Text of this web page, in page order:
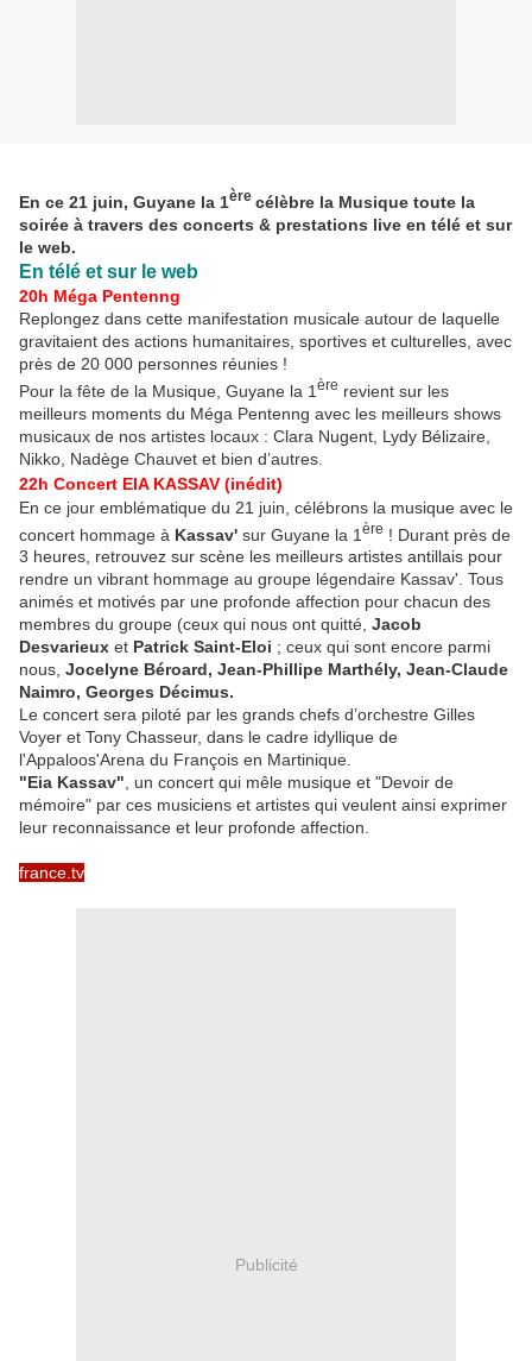
En ce 21 juin, Guyane la 1ère célèbre la Musique toute la
soirée à travers des concerts & prestations live en télé et sur
le web.
En télé et sur le web
20h Méga Pentenng
Replongez dans cette manifestation musicale autour de laquelle
gravitaient des actions humanitaires, sportives et culturelles, avec
près de 20 000 personnes réunies !
Pour la fête de la Musique, Guyane la 1 ère revient sur les
meilleurs moments du Méga Pentenng avec les meilleurs shows
musicaux de nos artistes locaux : Clara Nugent, Lydy Bélizaire,
Nikko, Nadège Chauvet et bien d’autres.
22h Concert EIA KASSAV (inédit)
En ce jour emblématique du 21 juin, célébrons la musique avec le
concert hommage à Kassav' sur Guyane la 1 ère ! Durant près de
3 heures, retrouvez sur scène les meilleurs artistes antillais pour
rendre un vibrant hommage au groupe légendaire Kassav'. Tous
animés et motivés par une profonde affection pour chacun des
membres du groupe (ceux qui nous ont quitté, Jacob
Desvarieux et Patrick Saint-Eloi ; ceux qui sont encore parmi
nous, Jocelyne Béroard, Jean-Phillipe Marthély, Jean-Claude
Naimro, Georges Décimus.
Le concert sera piloté par les grands chefs d’orchestre Gilles
Voyer et Tony Chasseur, dans le cadre idyllique de
l'Appaloos'Arena du François en Martinique.
"Eia Kassav" , un concert qui mêle musique et "Devoir de
mémoire" par ces musiciens et artistes qui veulent ainsi exprimer
leur reconnaissance et leur profonde affection.
france.tv
Publicité